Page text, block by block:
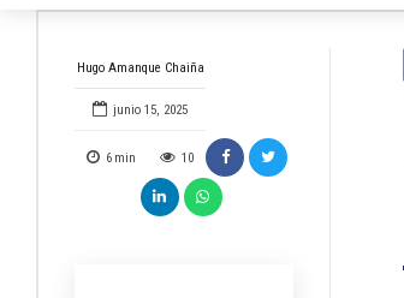
Hugo Amanque Chaiña
junio 15, 2025
6 min 10